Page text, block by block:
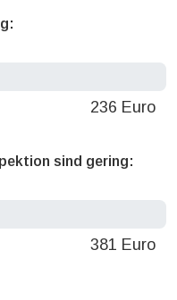
236 Euro
sind gering:
381 Euro